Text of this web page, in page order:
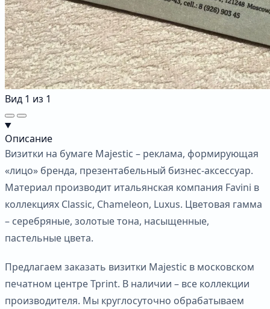
Вид 1 из 1
Описание
Визитки на бумаге Majestic – реклама, формирующая
«лицо» бренда, презентабельный бизнес-аксессуар.
Материал производит итальянская компания Favini в
коллекциях Classic, Chameleon, Luxus. Цветовая гамма
– серебряные, золотые тона, насыщенные,
пастельные цвета.
Предлагаем заказать визитки Majestic в московском
печатном центре Tprint. В наличии – все коллекции
производителя. Мы круглосуточно обрабатываем